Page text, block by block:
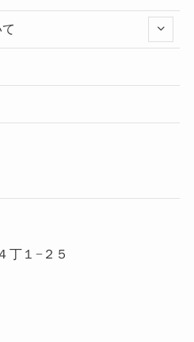
丁１−２５